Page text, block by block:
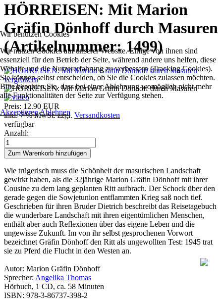
HÖRREISEN: Mit Marion
Gräfin Dönhoff durch Masuren
(Artikelnummer:1499)
vergrößern
Preis: 12.90 EUR
inkl. 7 % MwSt. zzgl. Versandkosten
verfügbar
Anzahl:
Wie trügerisch muss die Schönheit der masurischen Landschaft
gewirkt haben, als die 32jährige Marion Gräfin Dönhoff mit ihrer
Cousine zu dem lang geplanten Ritt aufbrach. Der Schock über den
gerade gegen die Sowjetunion entflammten Krieg saß noch tief.
Geschrieben für ihren Bruder Dietrich beschreibt das Reisetagebuch
die wunderbare Landschaft mit ihren eigentümlichen Menschen,
enthält aber auch Reflexionen über das eigene Leben und die
ungewisse Zukunft. Im von ihr selbst gesprochenen Vorwort
bezeichnet Gräfin Dönhoff den Ritt als ungewollten Test: 1945 trat
sie zu Pferd die Flucht in den Westen an.
Autor: Marion Gräfin Dönhoff
Sprecher: Angelika Thomas
Hörbuch, 1 CD, ca. 58 Minuten
ISBN: 978-3-86737-398-2
Wir benutzen Cookies
Wir nutzen Cookies auf unserer Website. Einige von ihnen sind
essenziell für den Betrieb der Seite, während andere uns helfen, diese
Website und die Nutzererfahrung zu verbessern (Tracking Cookies).
Sie können selbst entscheiden, ob Sie die Cookies zulassen möchten.
Bitte beachten Sie, dass bei einer Ablehnung womöglich nicht mehr
alle Funktionalitäten der Seite zur Verfügung stehen.
Akzeptieren Ablehnen